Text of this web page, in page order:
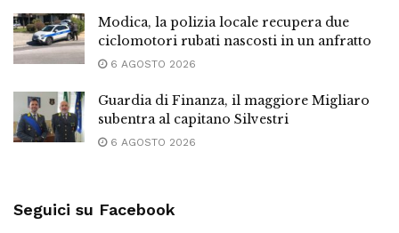
Modica, la polizia locale recupera due
ciclomotori rubati nascosti in un anfratto
6 AGOSTO 2026
Guardia di Finanza, il maggiore Migliaro
subentra al capitano Silvestri
6 AGOSTO 2026
Seguici su Facebook